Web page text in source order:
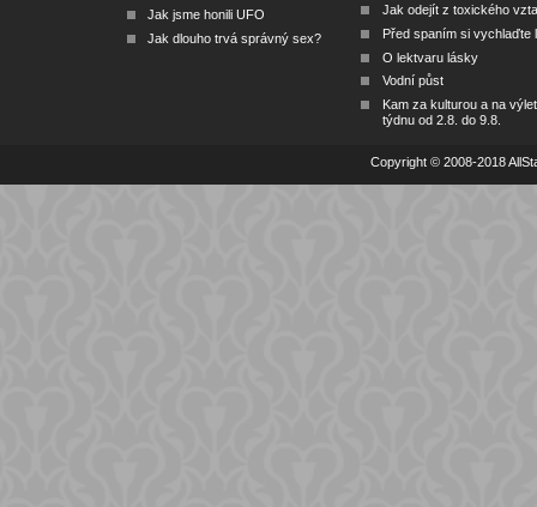
Jak jsme honili UFO
Jak dlouho trvá správný sex?
Jak odejít z toxického
Před spaním si vychlaďte
O lektvaru lásky
Vodní půst
Kam za kulturou a na
týdnu od 2.8. do 9.8.
Copyright © 2008-2018